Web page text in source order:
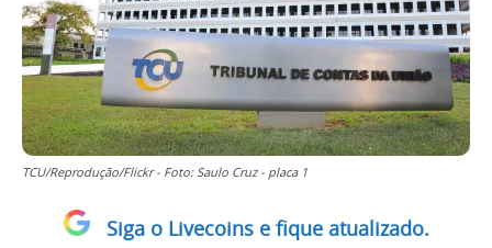
TCU/Reprodução/Flickr - Foto: Saulo Cruz - placa 1
Siga o Livecoins e fique atualizado.